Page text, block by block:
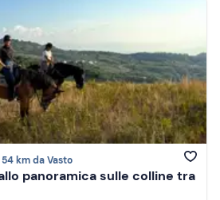
54 km da Vasto
panoramica sulle colline tra